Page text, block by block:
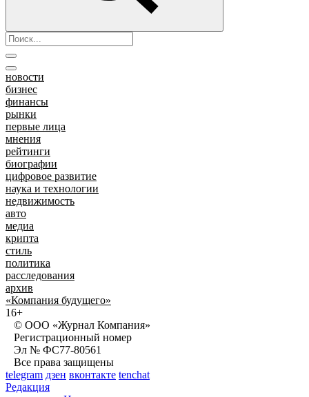
новости
бизнес
финансы
рынки
первые лица
мнения
рейтинги
биографии
цифровое развитие
наука и технологии
недвижимость
авто
медиа
крипта
стиль
политика
расследования
архив
«Компания будущего»
16+
© ООО «Журнал Компания»
Регистрационный номер
Эл № ФС77-80561
Все права защищены
telegram дзен вконтакте tenchat
Редакция